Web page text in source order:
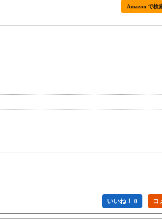
Amazon で検
いいね！ 0